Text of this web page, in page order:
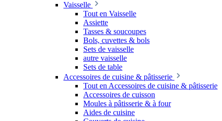
Vaisselle
Tout en Vaisselle
Assiette
Tasses & soucoupes
Bols, cuvettes & bols
Sets de vaisselle
autre vaisselle
Sets de table
Accessoires de cuisine & pâtisserie
Tout en Accessoires de cuisine & pâtisserie
Accessoires de cuisson
Moules à pâtisserie & à four
Aides de cuisine